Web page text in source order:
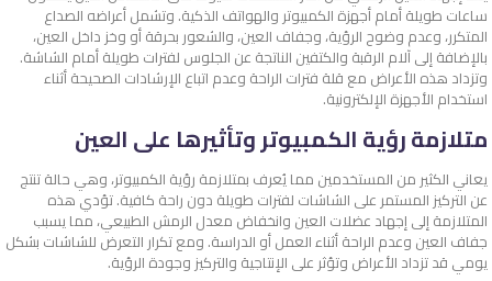
ساعات طويلة أمام أجهزة الكمبيوتر والهواتف الذكية. وتشمل أعراضه الصداع
المتكرر، وعدم وضوح الرؤية، وجفاف العين، والشعور بحرقة أو وخز داخل العين،
بالإضافة إلى آلام الرقبة والكتفين الناتجة عن الجلوس لفترات طويلة أمام الشاشة.
وتزداد هذه الأعراض مع قلة فترات الراحة وعدم اتباع الإرشادات الصحيحة أثناء
استخدام الأجهزة الإلكترونية.
متلازمة رؤية الكمبيوتر وتأثيرها على العين
يعاني الكثير من المستخدمين مما يُعرف بمتلازمة رؤية الكمبيوتر، وهي حالة تنتج
عن التركيز المستمر على الشاشات لفترات طويلة دون راحة كافية. تؤدي هذه
المتلازمة إلى إجهاد عضلات العين وانخفاض معدل الرمش الطبيعي، مما يسبب
جفاف العين وعدم الراحة أثناء العمل أو الدراسة. ومع تكرار التعرض للشاشات بشكل
يومي قد تزداد الأعراض وتؤثر على الإنتاجية والتركيز وجودة الرؤية.